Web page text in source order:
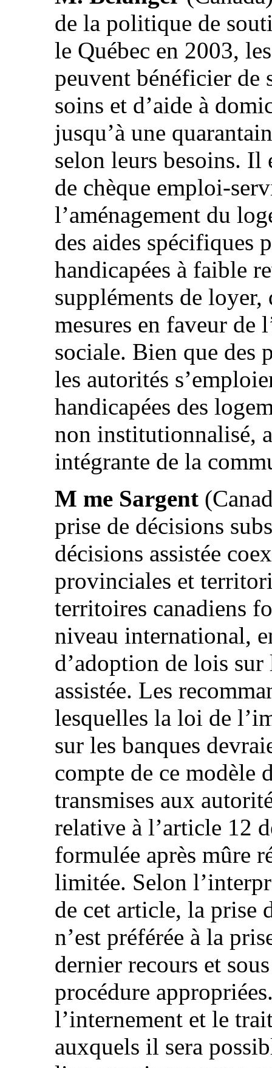
de la politique de
le Québec en 2003,
peuvent bénéficier de
soins et d’aide à
jusqu’à une
selon leurs besoins. Il
de chèque emploi-
l’aménagement du
des aides spécifiques
handicapées à faible
suppléments de
mesures en faveur de
sociale. Bien que des
les autorités
handicapées des
non institutionnalisé,
intégrante de la
M me Sargent
prise de décisions
décisions assistée
provinciales et
territoires canadiens
niveau international,
d’adoption de lois
assistée. Les
lesquelles la loi de
sur les banques
compte de ce modèle
transmises aux
relative à l’article 12
formulée après mûre
limitée. Selon
de cet article, la prise
n’est préférée à la
dernier recours et
procédure
l’internement et le
auxquels il sera